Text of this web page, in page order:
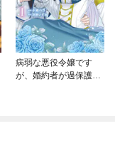
病弱な悪役令嬢です
が、婚約者が過保護す